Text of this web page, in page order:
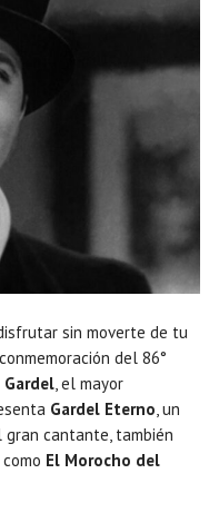
sin moverte de tu
del 86°
Gardel , el mayor
Gardel Eterno , un
cantante, también
El Morocho del